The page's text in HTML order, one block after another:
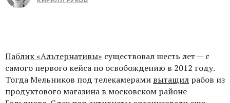
Паблик «Альтернативы» существовал шесть лет — с
самого первого кейса по освобождению в 2012 году.
Тогда Мельников под телекамерами вытащил рабов из
продуктового магазина в московском районе